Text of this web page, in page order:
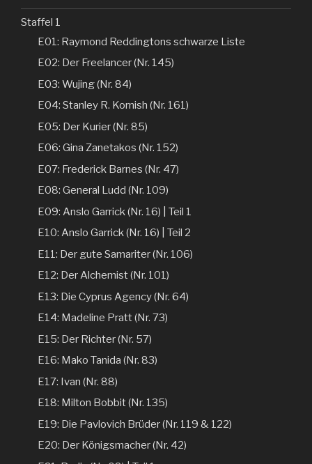
Staffel 1
E01: Raymond Reddingtons schwarze Liste
E02: Der Freelancer (Nr. 145)
E03: Wujing (Nr. 84)
E04: Stanley R. Kornish (Nr. 161)
E05: Der Kurier (Nr. 85)
E06: Gina Zanetakos (Nr. 152)
E07: Frederick Barnes (Nr. 47)
E08: General Ludd (Nr. 109)
E09: Anslo Garrick (Nr. 16) | Teil 1
E10: Anslo Garrick (Nr. 16) | Teil 2
E11: Der gute Samariter (Nr. 106)
E12: Der Alchemist (Nr. 101)
E13: Die Cyprus Agency (Nr. 64)
E14: Madeline Pratt (Nr. 73)
E15: Der Richter (Nr. 57)
E16: Mako Tanida (Nr. 83)
E17: Ivan (Nr. 88)
E18: Milton Bobbit (Nr. 135)
E19: Die Pavlovich Brüder (Nr. 119 & 122)
E20: Der Königsmacher (Nr. 42)